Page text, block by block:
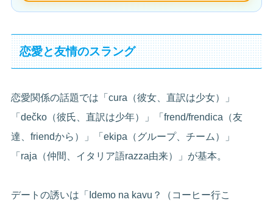
恋愛と友情のスラング
恋愛関係の話題では「cura（彼女、直訳は少女）」
「dečko（彼氏、直訳は少年）」「frend/frendica（友
達、friendから）」「ekipa（グループ、チーム）」
「raja（仲間、イタリア語razza由来）」が基本。
デートの誘いは「Idemo na kavu？（コーヒー行こ